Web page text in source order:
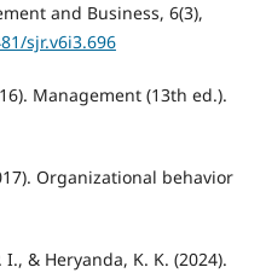
and Business, 6(3),
sjr.v6i3.696
Management (13th ed.).
Organizational behavior
I., & Heryanda, K. K. (2024).